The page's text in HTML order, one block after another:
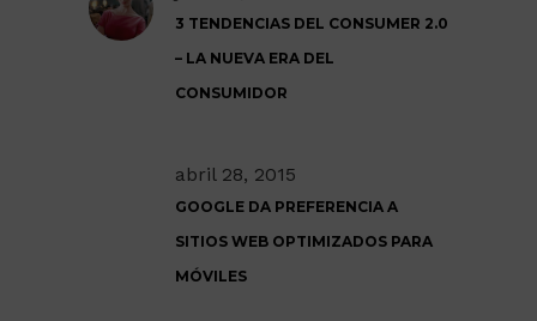
3 TENDENCIAS DEL CONSUMER 2.0
– LA NUEVA ERA DEL
CONSUMIDOR
abril 28, 2015
GOOGLE DA PREFERENCIA A
SITIOS WEB OPTIMIZADOS PARA
MÓVILES